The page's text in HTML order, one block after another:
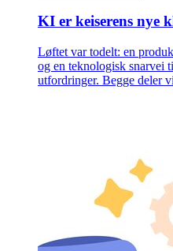
KI er keiserens nye
Løftet var todelt: en
og en teknologisk snarvei
utfordringer. Begge deler